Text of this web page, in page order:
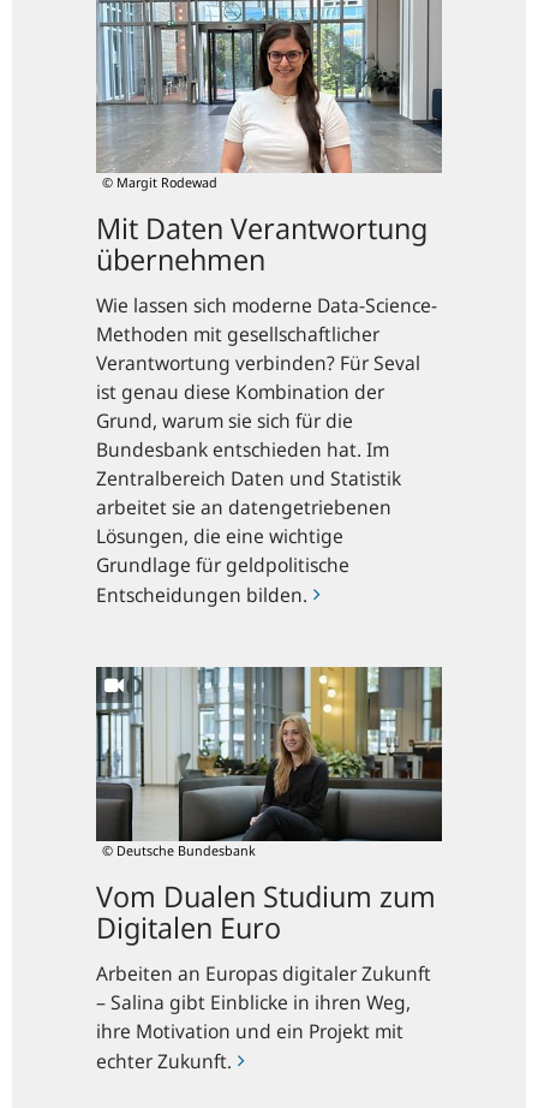
© Margit Rodewad
Mit Daten Verantwortung
übernehmen
Wie lassen sich moderne Data-Science-
Methoden mit gesellschaftlicher
Verantwortung verbinden? Für Seval
ist genau diese Kombination der
Grund, warum sie sich für die
Bundesbank entschieden hat. Im
Zentralbereich Daten und Statistik
arbeitet sie an datengetriebenen
Lösungen, die eine wichtige
Grundlage für geldpolitische
Entscheidungen bilden.
Daten
Verantwortung
übernehmen
© Deutsche Bundesbank
Vom Dualen Studium zum
Digitalen Euro
Arbeiten an Europas digitaler Zukunft
– Salina gibt Einblicke in ihren Weg,
ihre Motivation und ein Projekt mit
echter Zukunft.
Dualen
Studium
zum
Digitalen
Euro